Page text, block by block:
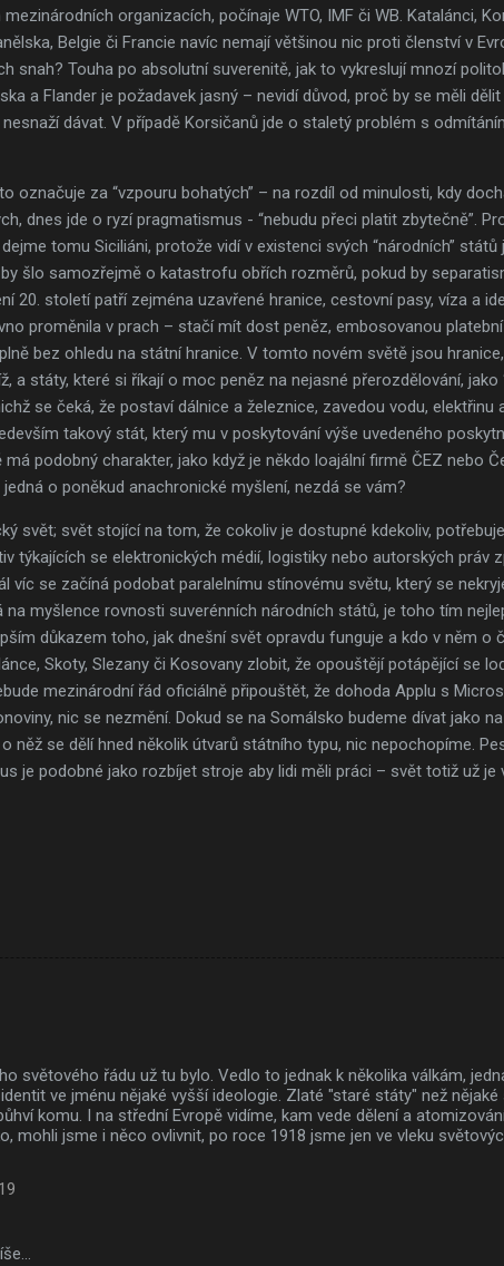
organizacích, počínaje WTO, IMF či WB. Katalánci,
Belgie či Francie navíc nemají většinou nic proti členství v
snah? Touha po absolutní suverenitě, jak to vykreslují mnozí
a Flander je požadavek jasný – nevidí důvod, proč by se měli
dávat. V případě Korsičanů jde o staletý problém s
označuje za “vzpouru bohatých” – na rozdíl od minulosti, kdy
dnes jde o ryzí pragmatismus - “nebudu přeci platit zbytečně”.
tomu Siciliáni, protože vidí v existenci svých “národních” států
šlo samozřejmě o katastrofu obřích rozměrů, pokud by
20. století patří zejména uzavřené hranice, cestovní pasy, víza a
proměnila v prach – stačí mít dost peněz, embosovanou
bez ohledu na státní hranice. V tomto novém světě jsou
a státy, které si říkají o moc peněz na nejasné přerozdělování, jako
se čeká, že postaví dálnice a železnice, zavedou vodu, elektřinu
takový stát, který mu v poskytování výše uvedeného
podobný charakter, jako když je někdo loajální firmě ČEZ nebo
o poněkud anachronické myšlení, nezdá se vám?
svět; svět stojící na tom, že cokoliv je dostupné kdekoliv,
týkajících se elektronických médií, logistiky nebo autorských práv
víc se začíná podobat paralelnímu stínovému světu, který se
myšlence rovnosti suverénních národních států, je toho tím
důkazem toho, jak dnešní svět opravdu funguje a kdo v něm o
Skoty, Slezany či Kosovany zlobit, že opouštějí potápějící se
mezinárodní řád oficiálně připouštět, že dohoda Applu s
nic se nezmění. Dokud se na Somálsko budeme dívat jako
něž se dělí hned několik útvarů státního typu, nic nepochopíme.
je podobné jako rozbíjet stroje aby lidi měli práci – svět totiž už je
světového řádu už tu bylo. Vedlo to jednak k několika válkám,
ve jménu nějaké vyšší ideologie. Zlaté "staré státy" než nějaké
komu. I na střední Evropě vidíme, kam vede dělení a
mohli jsme i něco ovlivnit, po roce 1918 jsme jen ve vleku